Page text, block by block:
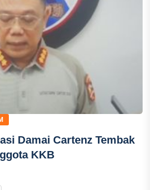
Damai Cartenz Tembak
KKB